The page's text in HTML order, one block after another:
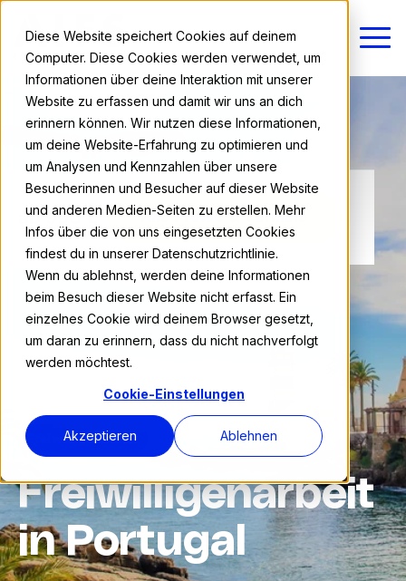
Diese Website speichert Cookies auf deinem
Computer. Diese Cookies werden verwendet, um
Informationen über deine Interaktion mit unserer
Website zu erfassen und damit wir uns an dich
erinnern können. Wir nutzen diese Informationen,
um deine Website-Erfahrung zu optimieren und
um Analysen und Kennzahlen über unsere
Besucherinnen und Besucher auf dieser Website
und anderen Medien-Seiten zu erstellen. Mehr
Infos über die von uns eingesetzten Cookies
findest du in unserer Datenschutzrichtlinie.
Wenn du ablehnst, werden deine Informationen
beim Besuch dieser Website nicht erfasst. Ein
einzelnes Cookie wird deinem Browser gesetzt,
um daran zu erinnern, dass du nicht nachverfolgt
werden möchtest.
Cookie-Einstellungen
Akzeptieren Ablehnen
ab 990 € Alle Preise & Termine
Freiwilligenarbeit
Freiwilligenarbeit
in Portugal